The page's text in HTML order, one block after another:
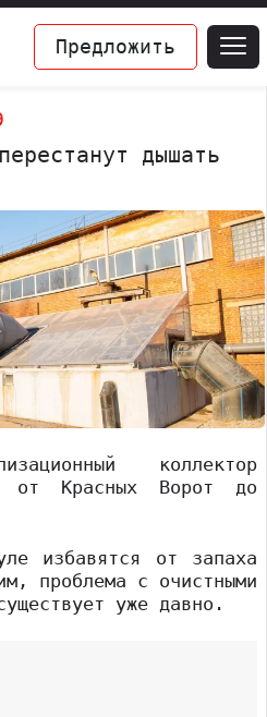
Предложить
дышать
коллектор
от Красных Ворот до
избавятся от запаха
проблема с очистными
уже давно.